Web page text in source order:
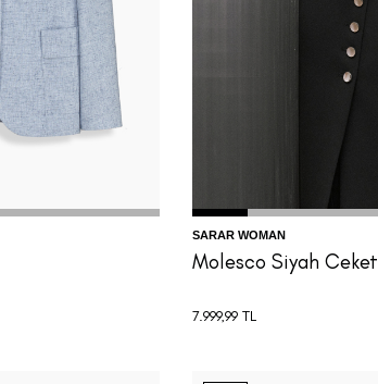
40 42 44
SARAR WOMAN
Molesco Siyah Ceket
7.999,99 TL